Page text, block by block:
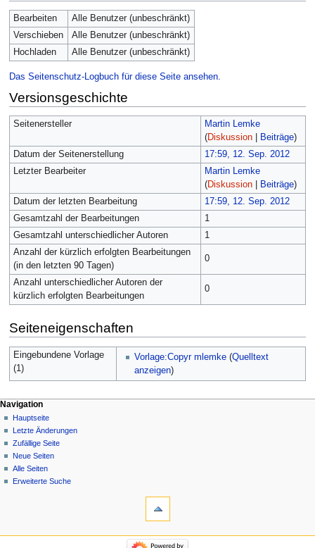
Bearbeiten
Alle Benutzer (unbeschränkt)
Verschieben
Alle Benutzer (unbeschränkt)
Hochladen
Alle Benutzer (unbeschränkt)
Das Seitenschutz-Logbuch für diese Seite ansehen.
Versionsgeschichte
Seitenersteller
Martin Lemke
(Diskussion| Beiträge)
Datum der Seitenerstellung
17:59, 12. Sep. 2012
Letzter Bearbeiter
Martin Lemke
(Diskussion| Beiträge)
Datum der letzten Bearbeitung
17:59, 12. Sep. 2012
Gesamtzahl der Bearbeitungen
1
Gesamtzahl unterschiedlicher Autoren
1
Anzahl der kürzlich erfolgten Bearbeitungen
(in den letzten 90 Tagen)
0
Anzahl unterschiedlicher Autoren der
kürzlich erfolgten Bearbeitungen
0
Seiteneigenschaften
Eingebundene Vorlage
(1)
Vorlage:Copyr mlemke (Quelltext
anzeigen)
Navigation
Hauptseite
Letzte Änderungen
Zufällige Seite
Neue Seiten
Alle Seiten
Erweiterte Suche